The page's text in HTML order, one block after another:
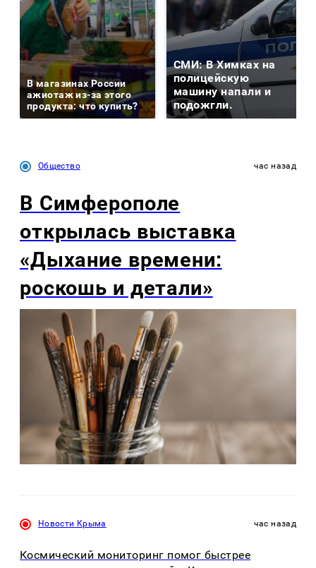
В магазинах России
ажиотаж из-за этого
продукта: что купить?
СМИ: В Химках на
полицейскую
машину напали и
подожгли.
Общество час назад
В Симферополе
открылась выставка
«Дыхание времени:
роскошь и детали»
Новости Крыма час назад
Космический мониторинг помог быстрее